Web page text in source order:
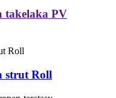
takelaka PV
strut Roll